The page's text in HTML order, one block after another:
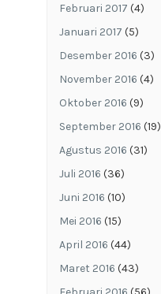
Februari 2017 (4)
Januari 2017 (5)
Desember 2016 (3)
November 2016 (4)
Oktober 2016 (9)
September 2016 (19)
Agustus 2016 (31)
Juli 2016 (36)
Juni 2016 (10)
Mei 2016 (15)
April 2016 (44)
Maret 2016 (43)